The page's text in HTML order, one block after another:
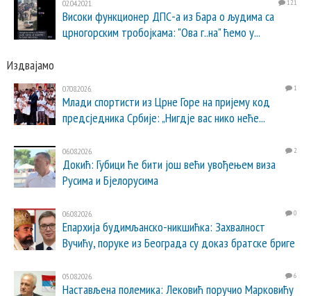
02.04.2021. 121
Високи функционер ДПС-а из Бара о људима са
црногорским тробојкама: "Ова г..на" ћемо у...
Издвајамо
07.08.2026. 1
Млади спортисти из Црне Горе на пријему код
предсједника Србије: „Нигдје вас нико неће...
06.08.2026. 2
Докић: Губици ће бити још већи увођењем виза
Русима и Бјелорусима
06.08.2026. 0
Епархија будимљанско-никшићка: Захвалност
Вучићу, поруке из Београда су доказ братске бриге
05.08.2026. 6
Настављена полемика: Лековић поручио Марковићу